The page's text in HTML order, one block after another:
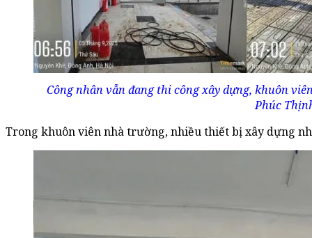
Công nhân vẫn đang thi công xây dựng, khuôn
Phúc
Trong khuôn viên nhà trường, nhiều thiết bị xây dựng